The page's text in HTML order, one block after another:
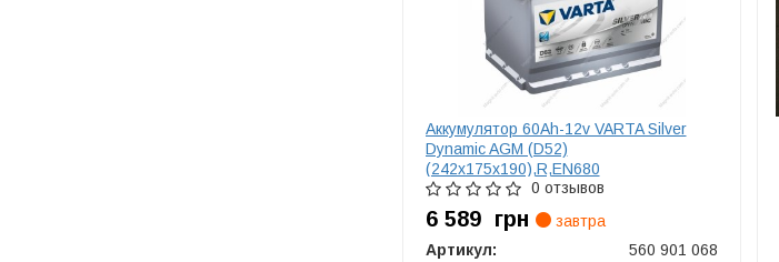
Аккумулятор 60Ah-12v VARTA Silver
Dynamic AGM (D52)
(242х175х190),R,EN680
0 отзывов
6 589 грн
завтра
Артикул:
560 901 068